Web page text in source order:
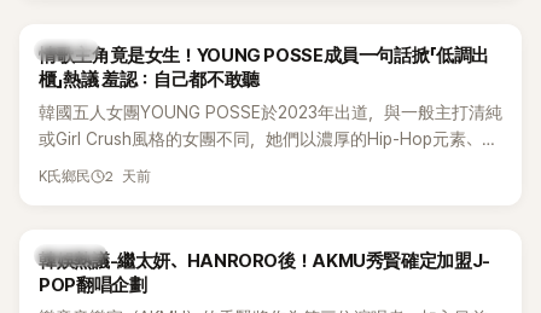
K-POP
情歌主角竟是女生！YOUNG POSSE成員一句話掀「低調出
櫃」熱議 羞認：自己都不敢聽
韓國五人女團YOUNG POSSE於2023年出道，與一般主打清純
或Girl Crush風格的女團不同，她們以濃厚的Hip-Hop元素、自
創Rap及成員親自參與創作為特色，MV也融入美式街頭、塗
為第五代女團中極具辨識度的新生代代表之一。
K氏鄉民 2 天前
熱議討論
韓娛熱議-繼太妍、HANRORO後！AKMU秀賢確定加盟J-
POP翻唱企劃